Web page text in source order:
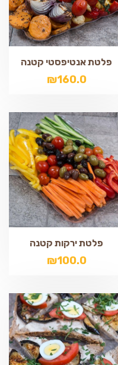
פלטת אנטיפסטי קטנה
₪160.0
פלטת ירקות קטנה
₪100.0